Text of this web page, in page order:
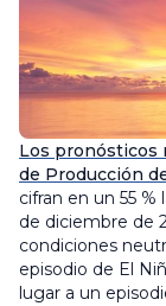
Los pronósticos
de Producción
cifran en un 55
de diciembre de
condiciones
episodio de El
lugar a un